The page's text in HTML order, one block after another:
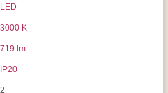
LED
3000 K
719 lm
IP20
2